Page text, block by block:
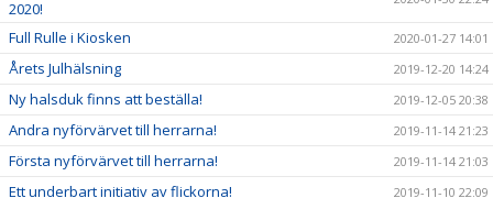
2020!
Full Rulle i Kiosken 2020-01-27 14:01
Årets Julhälsning 2019-12-20 14:24
Ny halsduk finns att beställa! 2019-12-05 20:38
Andra nyförvärvet till herrarna! 2019-11-14 21:23
Första nyförvärvet till herrarna! 2019-11-14 21:03
Ett underbart initiativ av flickorna! 2019-11-10 22:09